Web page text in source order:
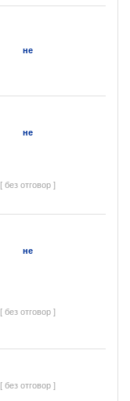
не
не
[ без отговор ]
не
[ без отговор ]
[ без отговор ]